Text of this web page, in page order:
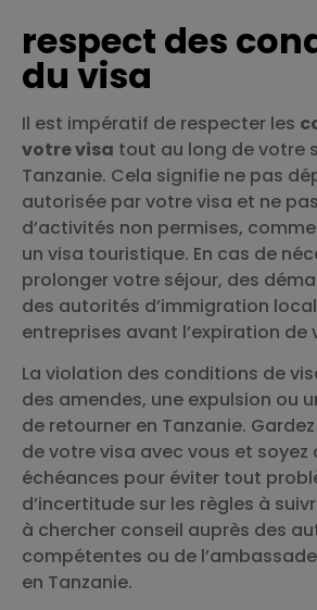
respect des
du visa
Il est impératif de respecter les
votre visa tout au long de votre
Tanzanie. Cela signifie ne pas
autorisée par votre visa et ne
d’activités non permises,
un visa touristique. En cas de
prolonger votre séjour, des
des autorités d’immigration
entreprises avant l’expiration de
La violation des conditions de
des amendes, une expulsion ou
de retourner en Tanzanie.
de votre visa avec vous et soyez
échéances pour éviter tout
d’incertitude sur les règles à
à chercher conseil auprès des
compétentes ou de
en Tanzanie.